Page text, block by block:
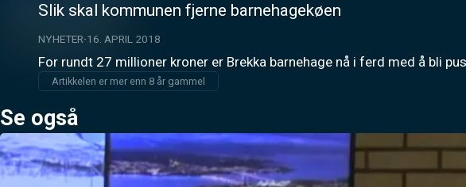
Slik skal kommunen fjerne barnehagekøen
NYHETER 16. APRIL 2018
For rundt 27 millioner kroner er Brekka barnehage nå i ferd med å bli
Artikkelen er mer enn 8 år gammel
Se også